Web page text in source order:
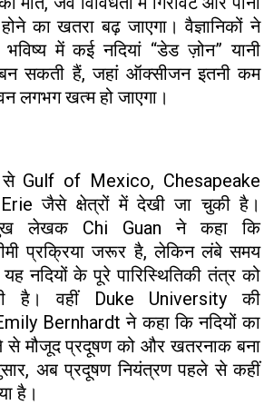
का खतरा बढ़ जाएगा। वैज्ञानिकों ने
में कई नदियां “डेड ज़ोन” यानी
बन सकती हैं, जहां ऑक्सीजन इतनी कम
लगभग खत्म हो जाएगा।
से Gulf of Mexico, Chesapeake
जैसे क्षेत्रों में देखी जा चुकी है।
लेखक Chi Guan ने कहा कि
प्रक्रिया जरूर है, लेकिन लंबे समय
नदियों के पूरे पारिस्थितिकी तंत्र को
है। वहीं Duke University की
Emily Bernhardt ने कहा कि नदियों का
से मौजूद प्रदूषण को और खतरनाक बना
अब प्रदूषण नियंत्रण पहले से कहीं
है।